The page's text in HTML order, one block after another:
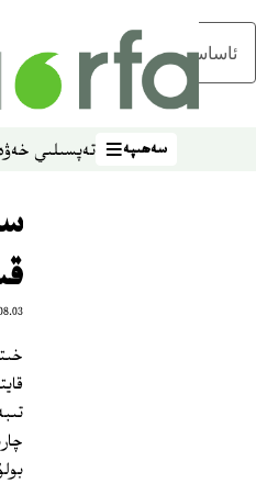
ئاساسلىق مەزمۇنغا ئاتلاڭ
سەھىپە
سەھىپە تەپسىلىي